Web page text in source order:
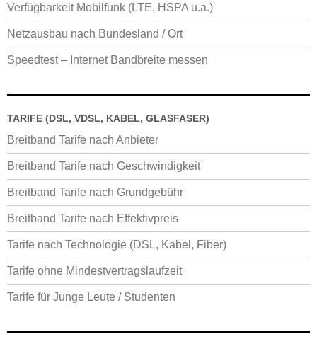
Verfügbarkeit Mobilfunk (LTE, HSPA u.a.)
Netzausbau nach Bundesland / Ort
Speedtest – Internet Bandbreite messen
TARIFE (DSL, VDSL, KABEL, GLASFASER)
Breitband Tarife nach Anbieter
Breitband Tarife nach Geschwindigkeit
Breitband Tarife nach Grundgebühr
Breitband Tarife nach Effektivpreis
Tarife nach Technologie (DSL, Kabel, Fiber)
Tarife ohne Mindestvertragslaufzeit
Tarife für Junge Leute / Studenten